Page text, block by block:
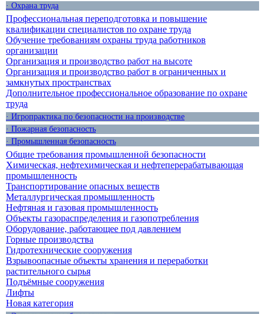
· Охрана труда
Профессиональная переподготовка и повышение
квалификации специалистов по охране труда
Обучение требованиям охраны труда работников
организации
Организация и производство работ на высоте
Организация и производство работ в ограниченных и
замкнутых пространствах
Дополнительное профессиональное образование по охране
труда
· Игропрактика по безопасности на производстве
· Пожарная безопасность
· Промышленная безопасность
Общие требования промышленной безопасности
Химическая, нефтехимическая и нефтеперерабатывающая
промышленность
Транспортирование опасных веществ
Металлургическая промышленность
Нефтяная и газовая промышленность
Объекты газораспределения и газопотребления
Оборудование, работающее под давлением
Горные производства
Гидротехнические сооружения
Взрывоопасные объекты хранения и переработки
растительного сырья
Подъёмные сооружения
Лифты
Новая категория